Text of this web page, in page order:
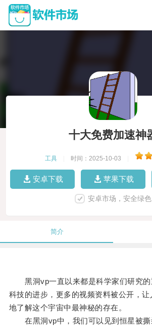
十大免费加速神
工具 时间：2025-10-03
安卓下载 苹果下载
安卓市场，安全绿色
简介
黑洞vp一直以来都是科学家们研究的
科技的进步，更多的视频资料被公开，让
地了解这个宇宙中最神秘的存在。
在黑洞vp中，我们可以见到恒星被撕